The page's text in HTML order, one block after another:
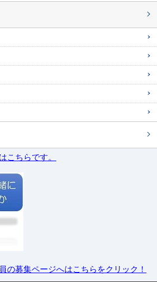
こちらです。
の募集ページへはこちらをクリック！